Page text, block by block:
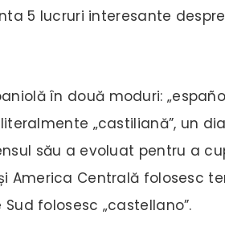
5 lucruri interesante
în două moduri:
„castiliană”, un
său a evoluat pentru a
America Centrală folosesc
folosesc „castellano”.